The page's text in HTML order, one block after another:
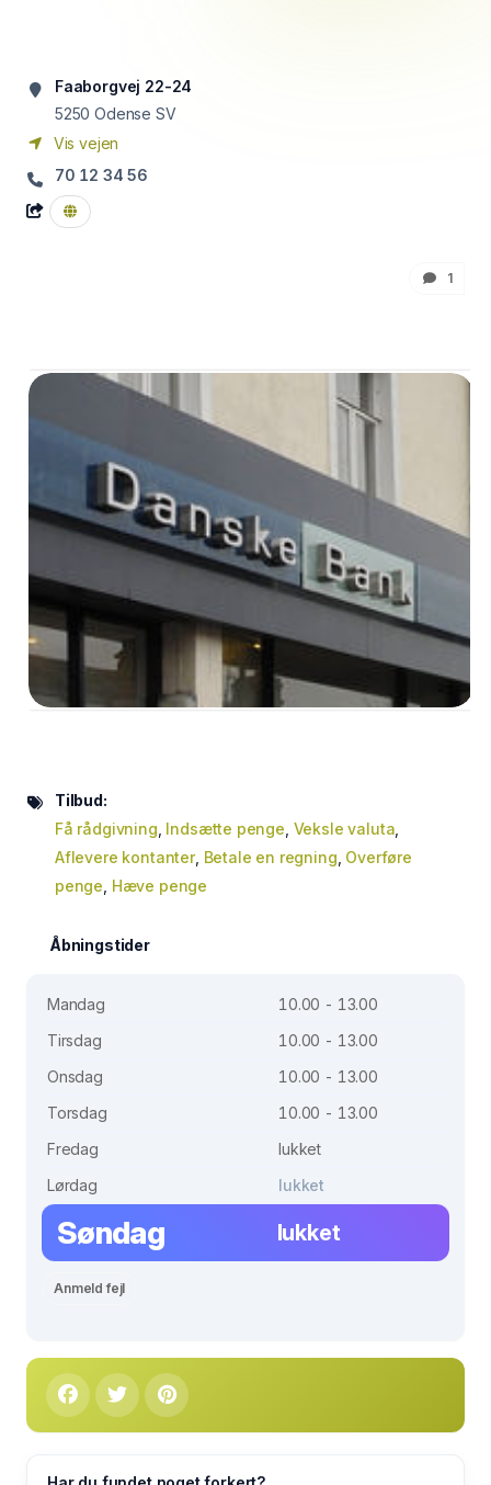
Faaborgvej 22-24
5250 Odense SV
Vis vejen
70 12 34 56
1
Tilbud:
Få rådgivning Indsætte penge Veksle valuta
Aflevere kontanter, Betale en regning Overføre
penge Hæve penge
Åbningstider
Mandag
10.00 - 13.00
Tirsdag
10.00 - 13.00
Onsdag
10.00 - 13.00
Torsdag
10.00 - 13.00
Fredag
lukket
Lørdag
lukket
Søndag lukket
Anmeld fejl